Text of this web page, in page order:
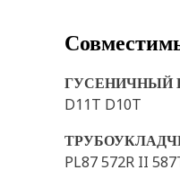
ГУСЕНИЧНЫЙ
D11T D10T
PL87 572R II